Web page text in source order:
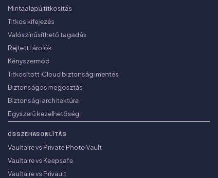
Mintaalapú titkosítás
Titkos kifejezés
Valószínűsíthető tagadás
Rejtett tárolók
Kényszermód
Titkosított iCloud biztonsági mentés
Biztonságos megosztás
Biztonsági architektúra
Egyszerű kezelhetőség
ÖSSZEHASONLÍTÁS
Vaultaire vs Private Photo Vault
Vaultaire vs Keepsafe
Vaultaire vs Privault